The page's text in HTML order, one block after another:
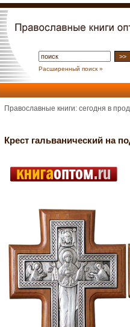
Расширенный поиск »
Православные книги: сегодня в
Крест гальванический на